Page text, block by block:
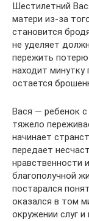
Шестилетний
матери из-за
становится
не уделяет
пережить
находит минутку
остается
Вася — ребенок
тяжело
начинает
передает
нравственности
благополучной
постарался
оказался в том
окружении слуг